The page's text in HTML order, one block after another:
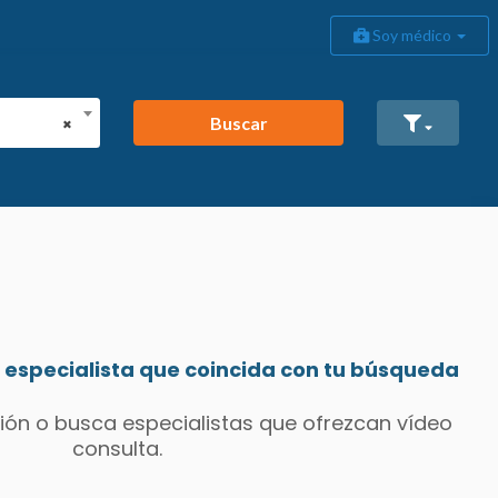
Soy médico
× Buscar
que coincida con tu búsqueda
o busca especialistas que ofrezcan vídeo
consulta.